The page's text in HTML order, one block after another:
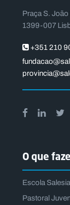
Praça S.
1399-007
+351 210
O que
Escola
Pastoral